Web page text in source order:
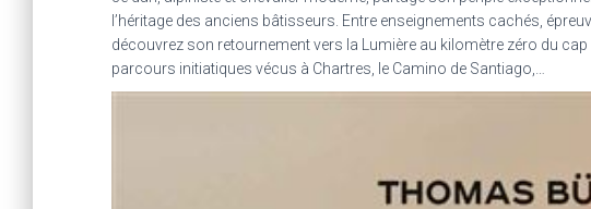
l’héritage des anciens bâtisseurs. Entre enseignements cachés,
découvrez son retournement vers la Lumière au kilomètre zéro du cap
parcours initiatiques vécus à Chartres, le Camino de Santiago,…